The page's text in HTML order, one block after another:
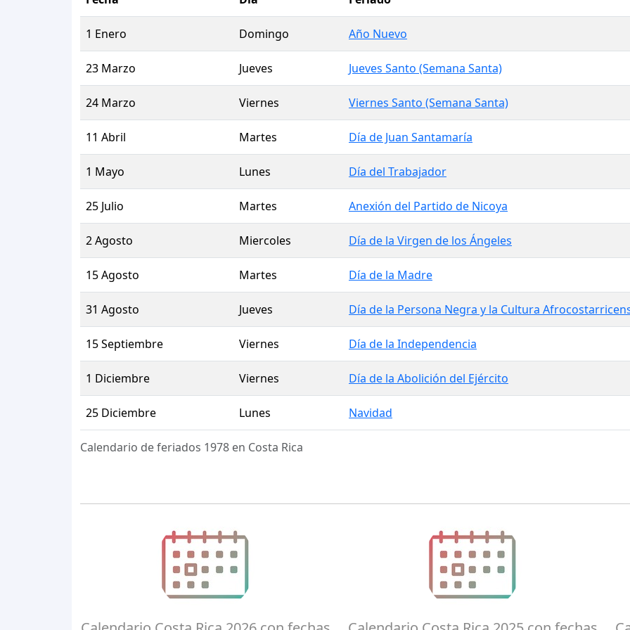
Calendario de feriados 1978 en Costa Rica
1 Enero Domingo Año Nuevo
23 Marzo Jueves Jueves Santo (Semana Santa)
24 Marzo Viernes Viernes Santo (Semana Santa)
11 Abril Martes Día de Juan Santamaría
1 Mayo Lunes Día del Trabajador
25 Julio Martes Anexión del Partido de Nicoya
2 Agosto Miercoles Día de la Virgen de los Ángeles
15 Agosto Martes Día de la Madre
31 Agosto Jueves Día de la Persona Negra y la Cultura
15 Septiembre Viernes Día de la Independencia
1 Diciembre Viernes Día de la Abolición del Ejército
25 Diciembre Lunes Navidad